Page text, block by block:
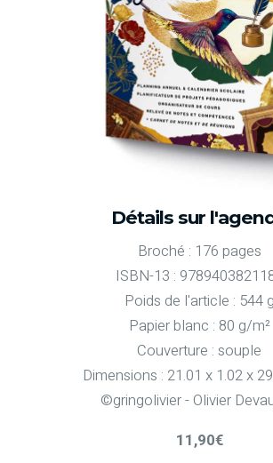
Détails sur
Broché : 176 pages
ISBN-13 :
Poids de l'article : 544 g
Papier blanc : 80 g/m²
Couverture : souple
Dimensions : 21.01 x 1.02 x
©gringolivier - Olivier
11,90€